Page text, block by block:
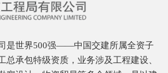
是世界500强——中国交建所属全资子
总承包特级资质，业务涉及工程建设、